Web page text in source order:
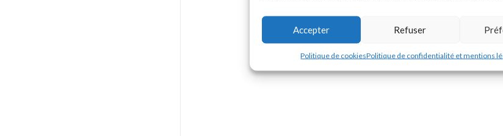
Accepter Refuser
Politique de cookiesPolitique de confidentialité et mentions